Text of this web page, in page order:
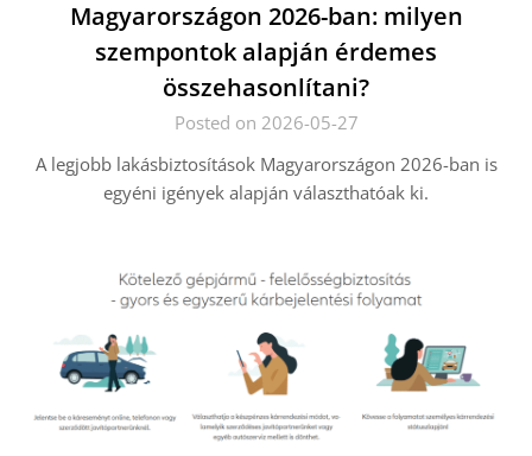
Magyarországon 2026-ban: milyen
szempontok alapján érdemes
összehasonlítani?
Posted on 2026-05-27
A legjobb lakásbiztosítások Magyarországon 2026-ban is
egyéni igények alapján választhatóak ki.